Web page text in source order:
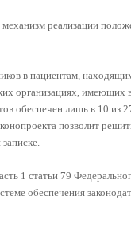
реализации
в пациентам,
организациях, имеющих
обеспечен лишь в 10 из
позволит
1 статьи 79
обеспечения